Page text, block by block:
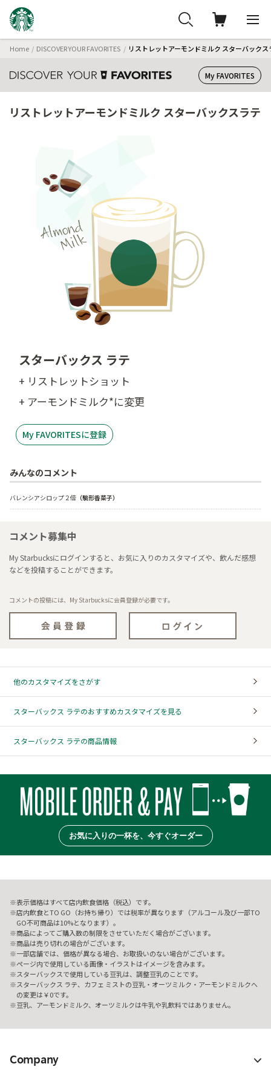
Home DISCOVER YOUR FAVORITES リストレットアーモンドミルク スターバックス
My FAVORITES
リストレットアーモンドミルク スターバックスラテ
スターバックス ラテ
+ リストレットショット
+ アーモンドミルク*に変更
My FAVORITESに登録
みんなのコメント
バレンシアシロップ２倍 （駒形香菜子）
コメント募集中
My Starbucksにログインすると、お気に入りのカスタマイズや、飲んだ感想
などを投稿することができます。
コメントの投稿には、My Starbucksに会員登録が必要です。
他のカスタマイズをさがす
スターバックス ラテのおすすめカスタマイズを見る
スターバックス ラテの商品情報
お気に入りの一杯を、今すぐオーダー
表示価格はすべて店内飲食価格（税込）です。
店内飲食とTO GO（お持ち帰り）では税率が異なります（アルコール及び一部TO
GO不可商品は10%となります）。
商品によってご購入数の制限をさせていただく場合がございます。
商品は売り切れの場合がございます。
一部店舗では、価格が異なる場合、お取扱いのない場合がございます。
ページ内で使用している画像・イラストはイメージを含みます。
スターバックスで使用している豆乳は、調整豆乳のことです。
スターバックス ラテ、カフェ ミストの豆乳・オーツミルク・アーモンドミルクへ
の変更は￥0です。
豆乳、アーモンドミルク、オーツミルクは牛乳や乳飲料ではありません。
Company